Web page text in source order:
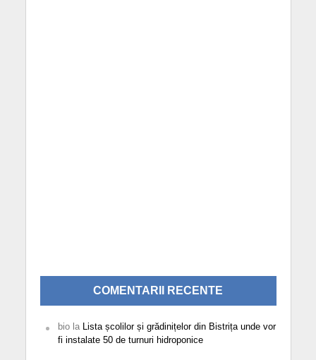
COMENTARII RECENTE
biola Lista școlilor și grădinițelor din Bistrița unde vor
fi instalate 50 de turnuri hidroponice